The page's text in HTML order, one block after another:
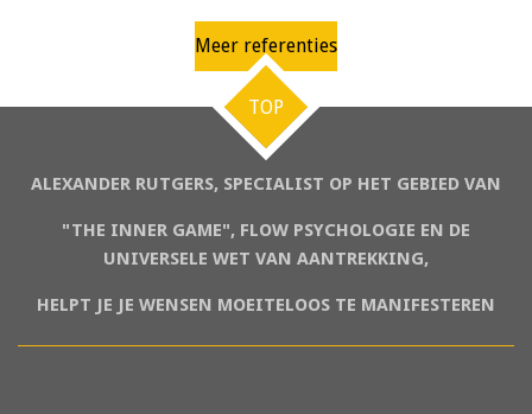
Meer referenties
TOP
ALEXANDER RUTGERS, SPECIALIST OP HET GEBIED VAN
"THE INNER GAME", FLOW PSYCHOLOGIE EN DE
UNIVERSELE WET VAN AANTREKKING,
HELPT JE JE WENSEN MOEITELOOS TE MANIFESTEREN